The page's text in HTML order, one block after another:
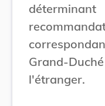
Grand-
l'étranger.